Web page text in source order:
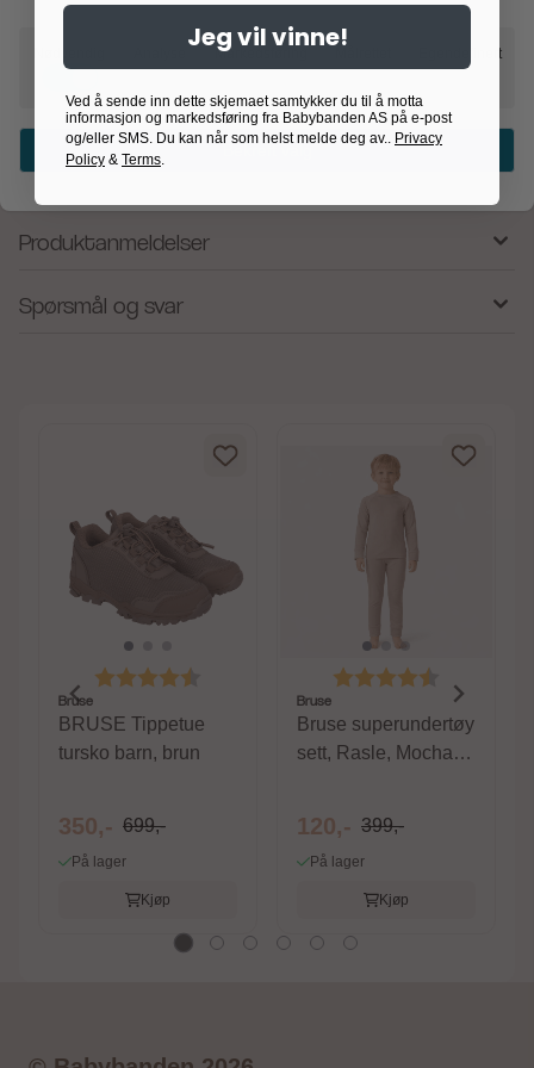
fargen sammen med den lyseblå og lyserosa gir en en god
kontrast, som fanger barnets oppmerksomhet og gjør den
interessant å se på. Silikonen gjør at lenken også kan
brukes til å bite i. Passer de aller fleste vogner. Størrelse:
Produsent
Produktanmeldelser
Spørsmål og svar
Karakter:
Bruse
BRUSE Tippetue
tursko barn, brun
350,- 699,-
På lager
Kjøp
Karakter:
Bruse
Bruse superundertøy
sett, Rasle, Mocha
120,- 399,-
På lager
Kjøp
Markedsføring Egendefinert
Bekreft valg
Jeg vil vinne!
Ved å sende inn dette skjemaet samtykker du til å motta
informasjon og markedsføring fra Babybanden AS på e-post
og/eller SMS. Du kan når som helst melde deg av.. Privacy
Policy & Terms.